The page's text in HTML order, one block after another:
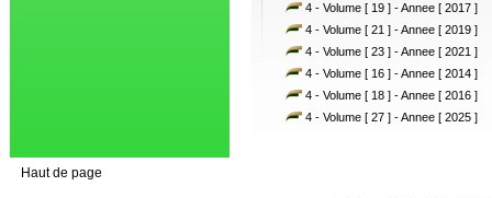
4 - Volume [ 19 ] - Annee [ 2017 ]
4 - Volume [ 21 ] - Annee [ 2019 ]
4 - Volume [ 23 ] - Annee [ 2021 ]
4 - Volume [ 16 ] - Annee [ 2014 ]
4 - Volume [ 18 ] - Annee [ 2016 ]
4 - Volume [ 27 ] - Annee [ 2025 ]
Haut de page